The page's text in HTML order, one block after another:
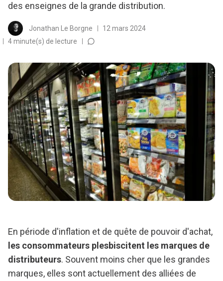
des enseignes de la grande distribution.
Jonathan Le Borgne
12 mars 2024
4 minute(s) de lecture
En période d'inflation et de quête de pouvoir d'achat,
les consommateurs plesbiscitent les marques de
distributeurs. Souvent moins cher que les grandes
marques, elles sont actuellement des alliées de